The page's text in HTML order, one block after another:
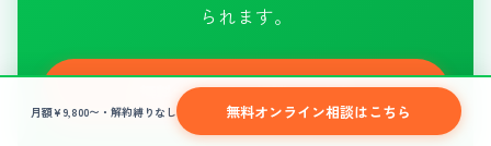
月額¥9,800〜・解約縛りなし 無料オンライン相談はこちら
られます。
無料オンライン相談はこちら